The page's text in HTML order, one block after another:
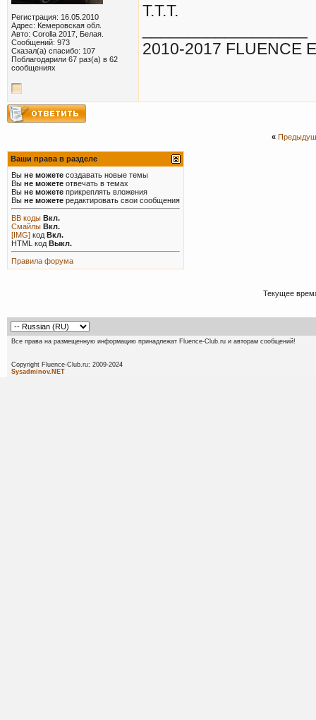
Регистрация: 16.05.2010
Адрес: Кемеровская обл.
Авто: Corolla 2017, Белая.
Сообщений: 973
Сказал(а) спасибо: 107
Поблагодарили 67 раз(а) в 62
сообщениях
Т.Т.Т.
2010-2017 FLUENCE
«
Ваши права в разделе
Вы не можете создавать новые темы
Вы не можете отвечать в темах
Вы не можете прикреплять вложения
Вы не можете редактировать свои сообщения
BB коды Вкл.
Смайлы Вкл.
[IMG] код Вкл.
HTML код Выкл.
Правила форума
Текущее
Все права на размещенную информацию принадлежат Fluence-Club.ru и авторам сообщений!
Copyright Fluence-Club.ru;
Sysadminov.NET